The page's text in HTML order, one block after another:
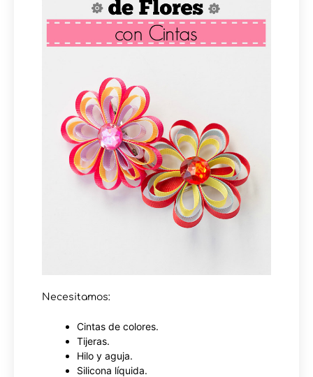
Necesitamos:
Cintas de colores.
Tijeras.
Hilo y aguja.
Silicona líquida.